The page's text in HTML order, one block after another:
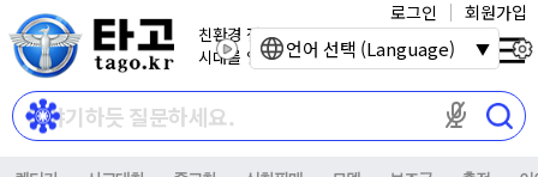
친환경 전기자동차
시대를 열어갑니다.
마이크 권한이
로그인 회원가입
언어 선택 (Language)